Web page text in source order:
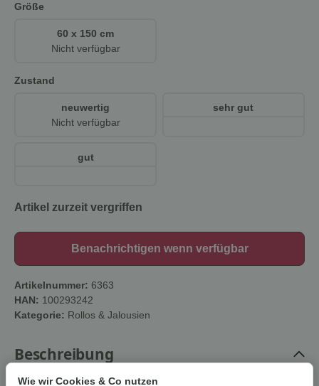
Größe
60 x 150 cm
Nicht verfügbar
Zustand
neuwertig
Nicht verfügbar
sehr gut
gut
Artikel zurzeit vergriffen
Benachrichtigen wenn verfügbar
Artikelnummer: 6363
HAN: 100293242
Kategorie: Rollos & Jalousien
Beschreibung
Wie wir Cookies & Co nutzen